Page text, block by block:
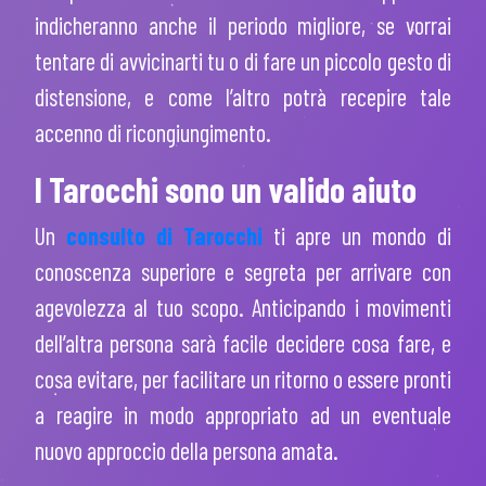
indicheranno anche il periodo migliore, se vorrai
tentare di avvicinarti tu o di fare un piccolo gesto di
distensione, e come l’altro potrà recepire tale
accenno di ricongiungimento.
I Tarocchi sono un valido aiuto
Un consulto di Tarocchi ti apre un mondo di
conoscenza superiore e segreta per arrivare con
agevolezza al tuo scopo. Anticipando i movimenti
dell’altra persona sarà facile decidere cosa fare, e
cosa evitare, per facilitare un ritorno o essere pronti
a reagire in modo appropriato ad un eventuale
nuovo approccio della persona amata.